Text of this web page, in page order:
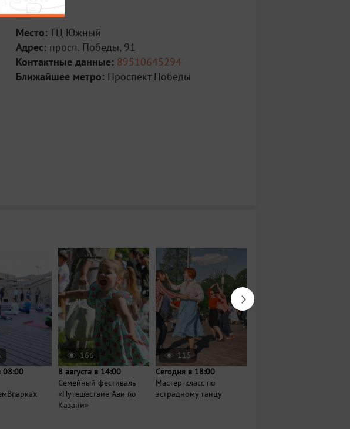
Место: ТЦ Южный
Адрес: просп. Победы, 91
Контактные данные: 89510645294
Ближайшее метро: Проспект Победы
08:00
166
8 августа в 14:00
Семейный фестиваль
«Путешествие Ави по
Казани»
115
Сегодня в 18:00
Мастер-класс по
эстрадному танцу